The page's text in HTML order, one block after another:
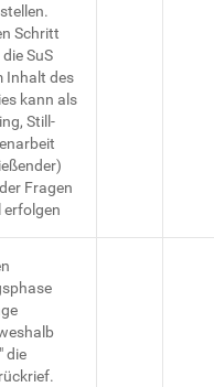
Schritt
SuS
Inhalt des
kann als
Still-
Fragen
erfolgen
die